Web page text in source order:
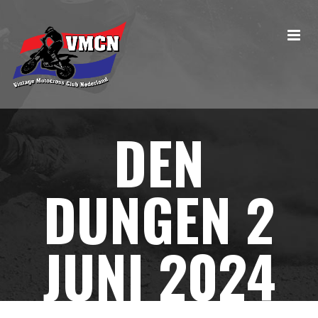
DEN
DUNGEN 2
JUNI 2024